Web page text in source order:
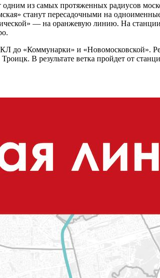
одним из самых протяженных радиусов
станут пересадочными на
— на оранжевую линию. На
до «Коммунарки» и «Новомосковской».
В результате ветка пройдет от